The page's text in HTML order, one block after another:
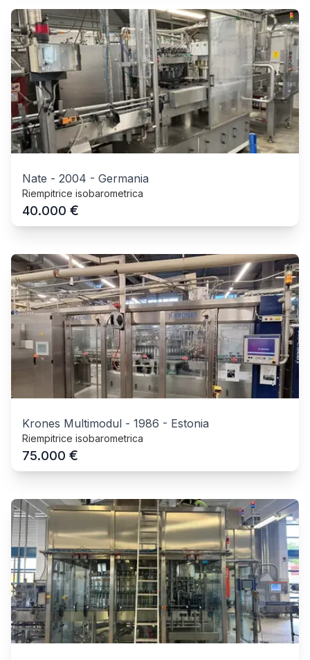
Nate - 2004 - Germania
Riempitrice isobarometrica
40.000 €
Krones Multimodul - 1986 - Estonia
Riempitrice isobarometrica
75.000 €